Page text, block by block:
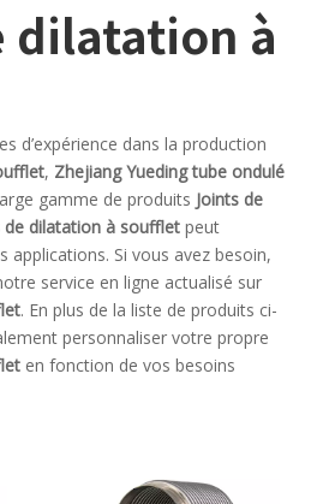
dilatation à
d’expérience dans la production
, Zhejiang Yueding tube ondulé
gamme de produits Joints de
de dilatation à soufflet peut
applications. Si vous avez besoin,
service en ligne actualisé sur
. En plus de la liste de produits ci-
personnaliser votre propre
en fonction de vos besoins